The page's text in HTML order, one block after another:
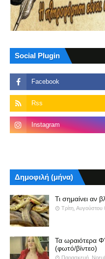
Social Plugin
Δημοφιλή (μήνα)
Τι σημαίνει αν
Τρίτη, Αυγούστου
Τα ωραιότερα
(φωτό/βίντεο)
Παρασκευή,